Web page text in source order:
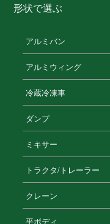
形状で選ぶ
アルミバン
アルミウィング
冷蔵冷凍⾞
ダンプ
ミキサー
トラクタ/トレーラー
クレーン
平ボディ